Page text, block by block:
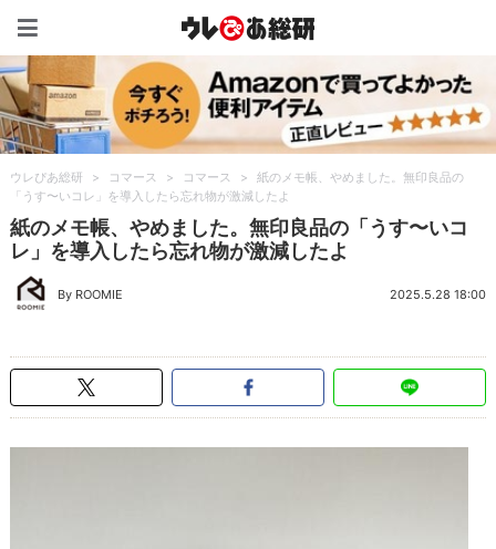
ウレぴあ総研 > コマース > コマース >
紙のメモ帳、やめました。無印良品の
「うす〜いコレ」を導入したら忘れ物が激減したよ
紙のメモ帳、やめました。無印良品の「うす〜いコ
レ」を導入したら忘れ物が激減したよ
By ROOMIE 2025.5.28 18:00